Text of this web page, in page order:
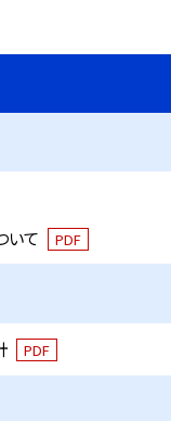
いて PDF
PDF